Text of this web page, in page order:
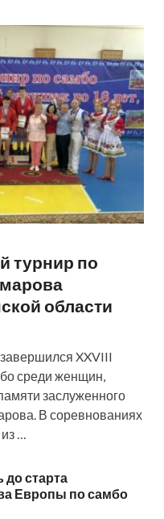
турнир по
области
XXVIII
среди женщин,
заслуженного
В соревнованиях
…
до старта
Европы по самбо